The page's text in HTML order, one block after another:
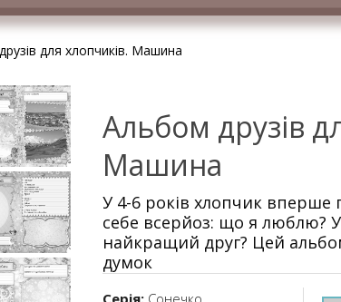
для хлопчиків. Машина
Альбом друзів
Машина
У 4-6 років хлопчик
себе всерйоз: що я люблю?
найкращий друг? Цей
думок
Серія: Сонечко